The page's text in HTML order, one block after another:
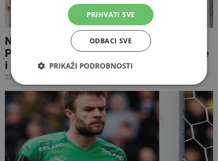
NIKOLA VASILJ ŽIVI SVOJ SAN Svoj St.
Pauli uveo je u Bundesligu, a smiješi mu se
i reprezentativna 'jedinica'
23.05.2024 14:25
PRIHVATI SVE
ODBACI SVE
PRIKAŽI PODROBNOSTI